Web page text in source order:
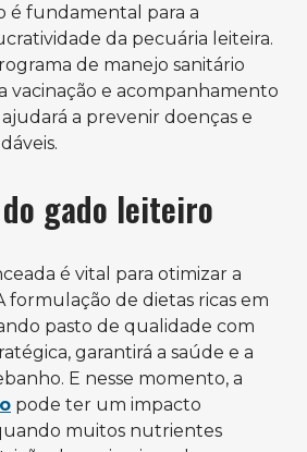
é fundamental para a
da pecuária leiteira.
de manejo sanitário
vacinação e acompanhamento
a prevenir doenças e
gado leiteiro
é vital para otimizar a
formulação de dietas ricas em
pasto de qualidade com
garantirá a saúde e a
E nesse momento, a
pode ter um impacto
muitos nutrientes